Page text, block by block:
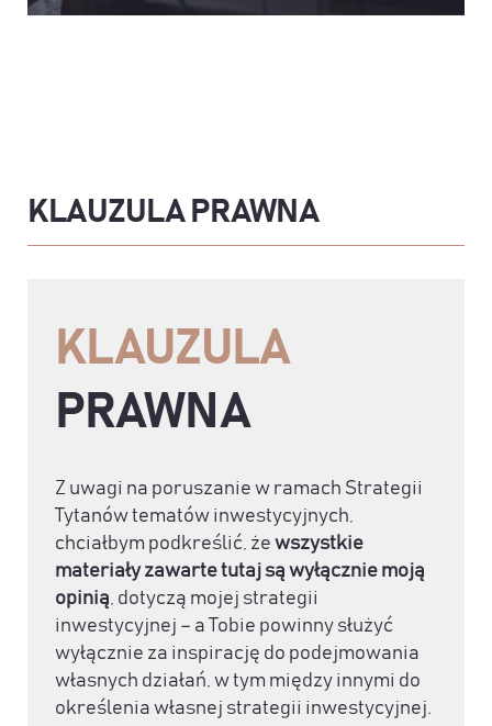
KLAUZULA PRAWNA
KLAUZULA
PRAWNA
Z uwagi na poruszanie w ramach Strategii
Tytanów tematów inwestycyjnych,
chciałbym podkreślić, że wszystkie
materiały zawarte tutaj są wyłącznie moją
opinią, dotyczą mojej strategii
inwestycyjnej – a Tobie powinny służyć
wyłącznie za inspirację do podejmowania
własnych działań, w tym między innymi do
określenia własnej strategii inwestycyjnej.